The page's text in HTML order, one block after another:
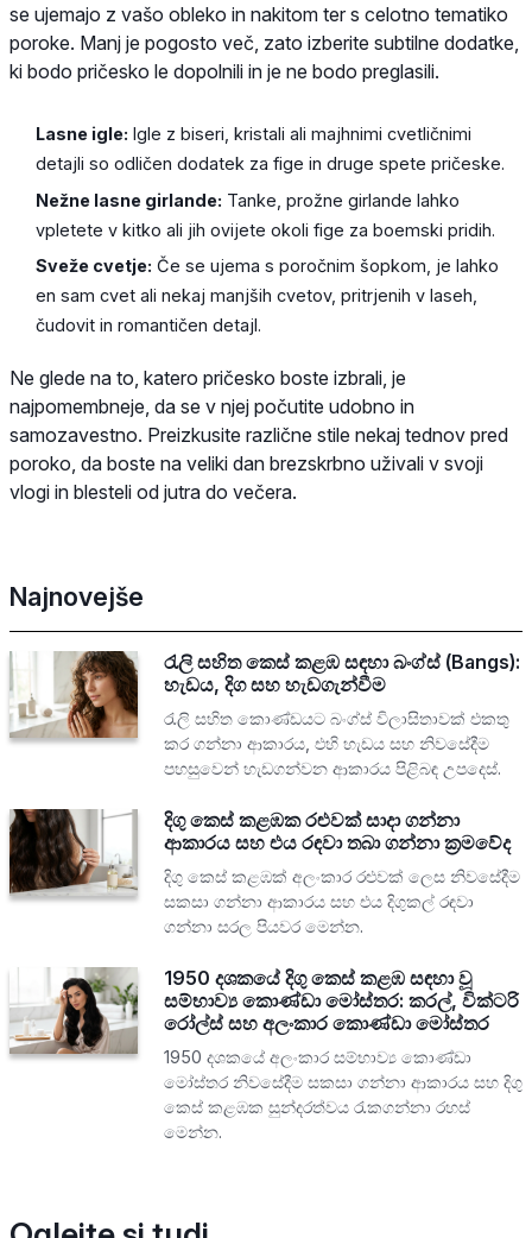
se ujemajo z vašo obleko in nakitom ter s celotno tematiko
poroke. Manj je pogosto več, zato izberite subtilne dodatke,
ki bodo pričesko le dopolnili in je ne bodo preglasili.
Lasne igle: Igle z biseri, kristali ali majhnimi cvetličnimi
detajli so odličen dodatek za fige in druge spete pričeske.
Nežne lasne girlande: Tanke, prožne girlande lahko
vpletete v kitko ali jih ovijete okoli fige za boemski pridih.
Sveže cvetje: Če se ujema s poročnim šopkom, je lahko
en sam cvet ali nekaj manjših cvetov, pritrjenih v laseh,
čudovit in romantičen detajl.
Ne glede na to, katero pričesko boste izbrali, je
najpomembneje, da se v njej počutite udobno in
samozavestno. Preizkusite različne stile nekaj tednov pred
poroko, da boste na veliki dan brezskrbno uživali v svoji
vlogi in blesteli od jutra do večera.
Najnovejše
රැලි සහිත කෙස් කළඹ සඳහා බංග්ස් (Bangs):
හැඩය, දිග සහ හැඩගැන්වීම
රැලි සහිත කොණ්ඩයට බංග්ස් විලාසිතාවක් එකතු
කර ගන්නා ආකාරය, එහි හැඩය සහ නිවසේදීම
පහසුවෙන් හැඩගන්වන ආකාරය පිළිබඳ උපදෙස්.
දිගු කෙස් කළඹක රළුවක් සාදා ගන්නා
ආකාරය සහ එය රඳවා තබා ගන්නා ක්‍රමවේද
දිගු කෙස් කළඹක් අලංකාර රළුවක් ලෙස නිවසේදීම
සකසා ගන්නා ආකාරය සහ එය දිගුකල් රඳවා
ගන්නා සරල පියවර මෙන්න.
1950 දශකයේ දිගු කෙස් කළඹ සඳහා වූ
සම්භාව්‍ය කොණ්ඩා මෝස්තර: කරල්, වික්ටරි
රෝල්ස් සහ අලංකාර කොණ්ඩා මෝස්තර
1950 දශකයේ අලංකාර සම්භාව්‍ය කොණ්ඩා
මෝස්තර නිවසේදීම සකසා ගන්නා ආකාරය සහ දිගු
කෙස් කළඹක සුන්දරත්වය රැකගන්නා රහස්
මෙන්න.